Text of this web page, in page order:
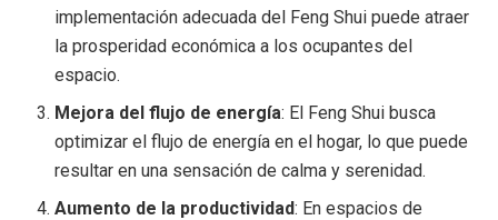
implementación adecuada del Feng Shui puede atraer
la prosperidad económica a los ocupantes del
espacio.
Mejora del flujo de energía: El Feng Shui busca
optimizar el flujo de energía en el hogar, lo que puede
resultar en una sensación de calma y serenidad.
Aumento de la productividad: En espacios de